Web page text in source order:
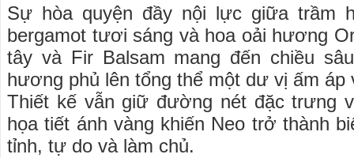
Sự hòa quyện đầy nội lực giữa trầm
bergamot tươi sáng và hoa oải hương
tây và Fir Balsam mang đến chiều
hương phủ lên tổng thể một dư vị ấm áp
Thiết kế vẫn giữ đường nét đặc trưng
họa tiết ánh vàng khiến Neo trở thành
tỉnh, tự do và làm chủ.